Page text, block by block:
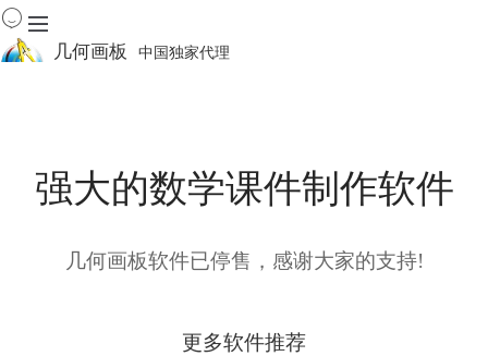
几何画板 中国独家代理
资源中心强大的数学课件制作软件
几何画板软件已停售，感谢大家的支持!
更多软件推荐